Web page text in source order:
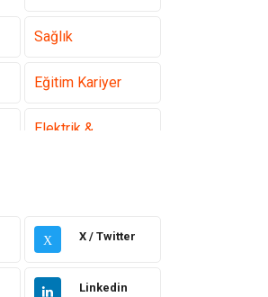
Sağlık
Eğitim Kariyer
Elektrik &
Gıda
Sağlıklı Yaşam
X X / Twitter
Linkedin